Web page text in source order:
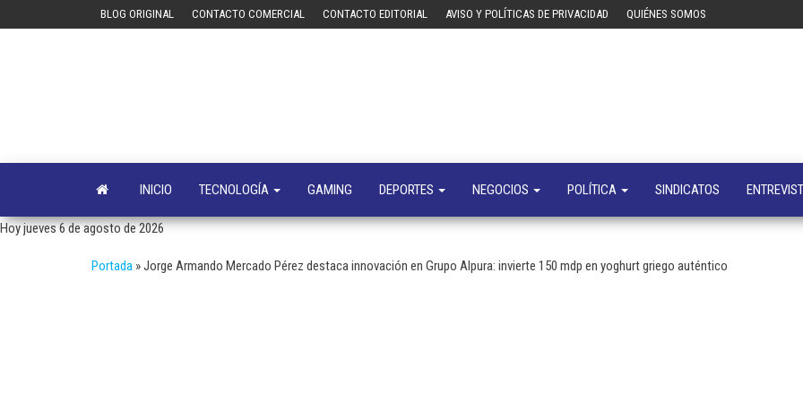
BLOG ORIGINAL CONTACTO COMERCIAL CONTACTO EDITORIAL AVISO Y POLÍTICAS DE PRIVACIDAD QUIÉNES SOMOS
negocios
INICIO TECNOLOGÍA GAMING DEPORTES NEGOCIOS POLÍTICA SINDICATOS
Hoy jueves 6 de agosto de 2026
Portada »Jorge Armando Mercado Pérez destaca innovación en Grupo Alpura: invierte 150 mdp en yoghurt griego auténtico